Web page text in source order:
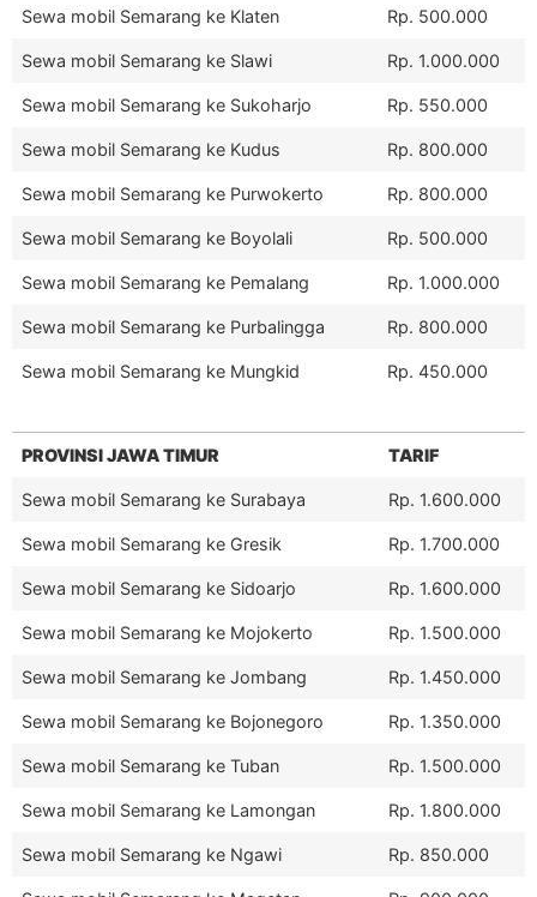
Sewa mobil Semarang ke Klaten Rp. 500.000
Sewa mobil Semarang ke Slawi Rp. 1.000.000
Sewa mobil Semarang ke Sukoharjo Rp. 550.000
Sewa mobil Semarang ke Kudus Rp. 800.000
Sewa mobil Semarang ke Purwokerto Rp. 800.000
Sewa mobil Semarang ke Boyolali Rp. 500.000
Sewa mobil Semarang ke Pemalang Rp. 1.000.000
Sewa mobil Semarang ke Purbalingga Rp. 800.000
Sewa mobil Semarang ke Mungkid Rp. 450.000
PROVINSI JAWA TIMUR TARIF
Sewa mobil Semarang ke Surabaya Rp. 1.600.000
Sewa mobil Semarang ke Gresik Rp. 1.700.000
Sewa mobil Semarang ke Sidoarjo Rp. 1.600.000
Sewa mobil Semarang ke Mojokerto Rp. 1.500.000
Sewa mobil Semarang ke Jombang Rp. 1.450.000
Sewa mobil Semarang ke Bojonegoro Rp. 1.350.000
Sewa mobil Semarang ke Tuban Rp. 1.500.000
Sewa mobil Semarang ke Lamongan Rp. 1.800.000
Sewa mobil Semarang ke Ngawi Rp. 850.000